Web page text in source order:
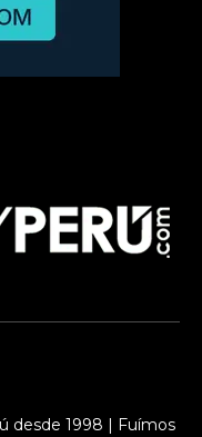
desde 1998 | Fuímos